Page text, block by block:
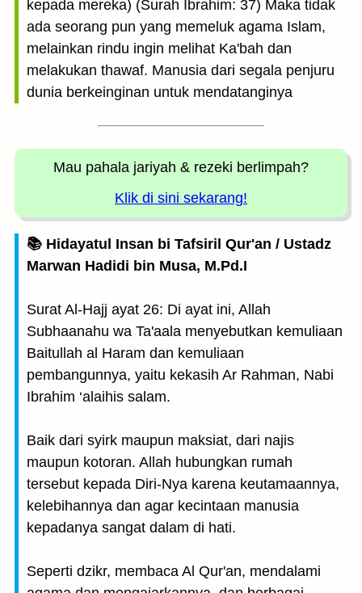
kepada mereka) (Surah Ibrahim: 37) Maka tidak
ada seorang pun yang memeluk agama Islam,
melainkan rindu ingin melihat Ka'bah dan
melakukan thawaf. Manusia dari segala penjuru
dunia berkeinginan untuk mendatanginya
Mau pahala jariyah & rezeki berlimpah?
Klik di sini sekarang!
📚 Hidayatul Insan bi Tafsiril Qur'an / Ustadz
Marwan Hadidi bin Musa, M.Pd.I
Surat Al-Hajj ayat 26: Di ayat ini, Allah
Subhaanahu wa Ta'aala menyebutkan kemuliaan
Baitullah al Haram dan kemuliaan
pembangunnya, yaitu kekasih Ar Rahman, Nabi
Ibrahim ‘alaihis salam.
Baik dari syirk maupun maksiat, dari najis
maupun kotoran. Allah hubungkan rumah
tersebut kepada Diri-Nya karena keutamaannya,
kelebihannya dan agar kecintaan manusia
kepadanya sangat dalam di hati.
Seperti dzikr, membaca Al Qur'an, mendalami